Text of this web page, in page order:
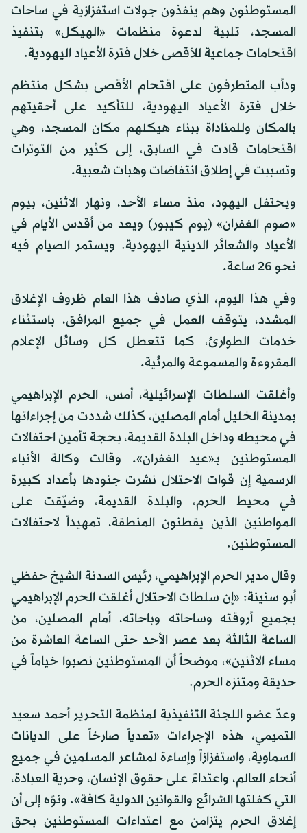
المستوطنون وهم ينفذون جولات استفزازية في ساحات
المسجد، تلبية لدعوة منظمات «الهيكل» بتنفيذ
اقتحامات جماعية للأقصى خلال فترة الأعياد اليهودية.
ودأب المتطرفون على اقتحام الأقصى بشكل منتظم
خلال فترة الأعياد اليهودية، للتأكيد على أحقيتهم
بالمكان وللمناداة ببناء هيكلهم مكان المسجد، وهي
اقتحامات قادت في السابق، إلى كثير من التوترات
وتسببت في إطلاق انتفاضات وهبات شعبية.
ويحتفل اليهود، منذ مساء الأحد، ونهار الاثنين، بيوم
«صوم الغفران» (يوم كيبور) ويعد من أقدس الأيام في
الأعياد والشعائر الدينية اليهودية. ويستمر الصيام فيه
نحو 26 ساعة.
وفي هذا اليوم، الذي صادف هذا العام ظروف الإغلاق
المشدد، يتوقف العمل في جميع المرافق، باستثناء
خدمات الطوارئ، كما تتعطل كل وسائل الإعلام
المقروءة والمسموعة والمرئية.
وأغلقت السلطات الإسرائيلية، أمس، الحرم الإبراهيمي
بمدينة الخليل أمام المصلين، كذلك شددت من إجراءاتها
في محيطه وداخل البلدة القديمة، بحجة تأمين احتفالات
المستوطنين بـ«عيد الغفران». وقالت وكالة الأنباء
الرسمية إن قوات الاحتلال نشرت جنودها بأعداد كبيرة
في محيط الحرم، والبلدة القديمة، وضيّقت على
المواطنين الذين يقطنون المنطقة، تمهيداً لاحتفالات
المستوطنين.
وقال مدير الحرم الإبراهيمي، رئيس السدنة الشيخ حفظي
أبو سنينة: «إن سلطات الاحتلال أغلقت الحرم الإبراهيمي
بجميع أروقته وساحاته وباحاته، أمام المصلين، من
الساعة الثالثة بعد عصر الأحد حتى الساعة العاشرة من
مساء الاثنين»، موضحاً أن المستوطنين نصبوا خياماً في
حديقة ومتنزه الحرم.
وعدّ عضو اللجنة التنفيذية لمنظمة التحرير أحمد سعيد
التميمي، هذه الإجراءات «تعدياً صارخاً على الديانات
السماوية، واستفزازاً وإساءة لمشاعر المسلمين في جميع
أنحاء العالم، واعتداءً على حقوق الإنسان، وحرية العبادة،
التي كفلتها الشرائع والقوانين الدولية كافة». ونوّه إلى أن
إغلاق الحرم يتزامن مع اعتداءات المستوطنين بحق